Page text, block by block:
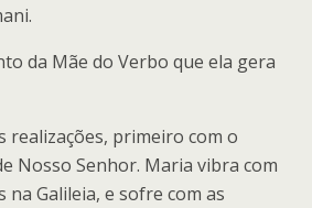
da Mãe do Verbo que ela gera
realizações, primeiro com o
Nosso Senhor. Maria vibra com
na Galileia, e sofre com as